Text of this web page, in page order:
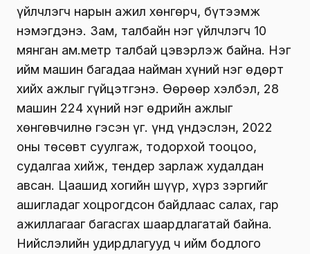
үйлчлэгч нарын ажил хөнгөрч, бүтээмж
нэмэгдэнэ. Зам, талбайн нэг үйлчлэгч 10
мянган ам.метр талбай цэвэрлэж байна. Нэг
ийм машин багадаа найман хүний нэг өдөрт
хийх ажлыг гүйцэтгэнэ. Өөрөөр хэлбэл, 28
машин 224 хүний нэг өдрийн ажлыг
хөнгөвчилнө гэсэн үг. Үүнд үндэслэн, 2022
оны төсөвт суулгаж, тодорхой тооцоо,
судалгаа хийж, тендер зарлаж худалдан
авсан. Цаашид хогийн шүүр, хүрз зэргийг
ашигладаг хоцрогдсон байдлаас салах, гар
ажиллагааг багасгах шаардлагатай байна.
Нийслэлийн удирдлагууд ч ийм бодлого